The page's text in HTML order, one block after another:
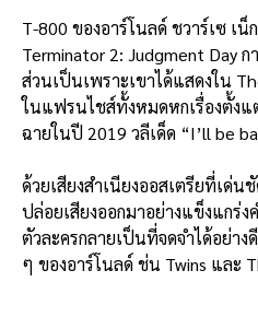
T-800 ของอาร์โนลด์ ชวาร์เซ เน็
Terminator 2: Judgment Day
ส่วนเป็นเพราะเขาได้แสดงใน
ในแฟรนไชส์ทั้งหมดหกเรื่องตั้ง
ฉายในปี 2019 วลีเด็ด “I’ll be
ด้วยเสียงสำเนียงออสเตรียที่เด่น
ปล่อยเสียงออกมาอย่างแข็งแกร่
ตัวละครกลายเป็นที่จดจำได้อย่า
ๆ ของอาร์โนลด์ ช่น Twins และ